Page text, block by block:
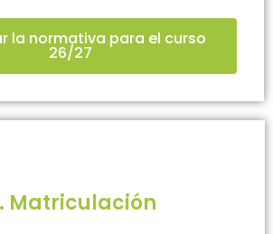
la normativa para el curso
26/27
Matriculación